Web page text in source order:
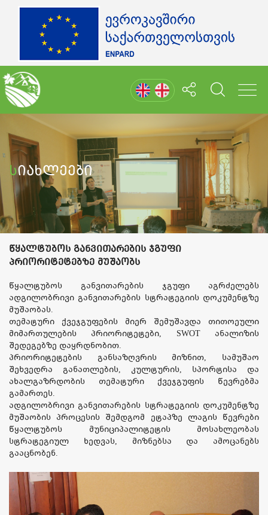
Სიახლეები
წყალტუბოს განვითარების ჯგუფი
პრიორიტეტებზე მუშაობს
წყალტუბოს განვითარების ჯგუფი აგრძელებს
ადგილობრივი განვითარების სტრატეგიის დოკუმენტზე
მუშაობას.
თემატური ქვეჯგუფების მიერ შემუშავდა თითოეული
მიმართულების პრიორიტეტები, SWOT ანალიზის
შედეგებზე დაყრდნობით.
პრიორიტეტების განსაზღვრის მიზნით, სამუშაო
შეხვედრა განათლების, კულტურის, სპორტისა და
ახალგაზრდობის თემატური ქვეჯგუფის წევრებმა
გამართეს.
ადგილობრივი განვითარების სტრატეგიის დოკუმენტზე
მუშაობის პროცესის შემდგომ ეტაპზე ლაგის წევრები
წყალტუბოს მუნიციპალიტეტის მოსახლეობას
სტრატეგიულ ხედვას, მიზნებსა და ამოცანებს
გააცნობენ.